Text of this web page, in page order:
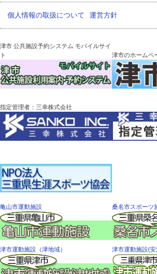
個人情報の取扱について 運営方針
津市 公共施設予約システム モバイルサイ
ト
津市のホームペ
指定管理者：三幸株式会社